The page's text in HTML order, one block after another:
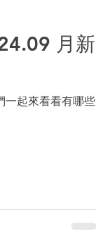
月新
一起來看看有哪些